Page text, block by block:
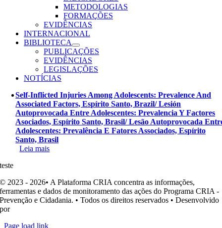
METODOLOGIAS
FORMAÇÕES
EVIDÊNCIAS
INTERNACIONAL
BIBLIOTECA
PUBLICAÇÕES
EVIDÊNCIAS
LEGISLAÇÕES
NOTÍCIAS
Self-Inflicted Injuries Among Adolescents: Prevalence And
Associated Factors, Espírito Santo, Brazil/ Lesión
Autoprovocada Entre Adolescentes: Prevalencia Y Factores
Asociados, Espírito Santo, Brasil/ Lesão Autoprovocada
Adolescentes: Prevalência E Fatores Associados, Espírito
Santo, Brasil
Leia mais
teste
© 2023 - 2026• A Plataforma CRIA concentra as informações,
ferramentas e dados de monitoramento das ações do Programa CRIA -
Prevenção e Cidadania. • Todos os direitos reservados • Desenvolvido
por
Page load link